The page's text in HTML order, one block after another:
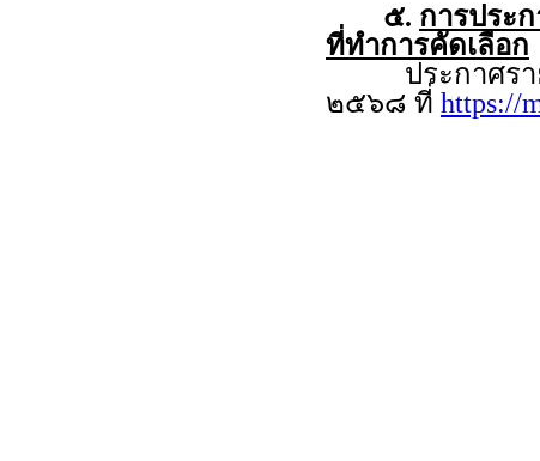
๕. การประ
ที่ทำการคัดเลือก
ประกาศรายชื่
๒๕๖๘ ที่ https://